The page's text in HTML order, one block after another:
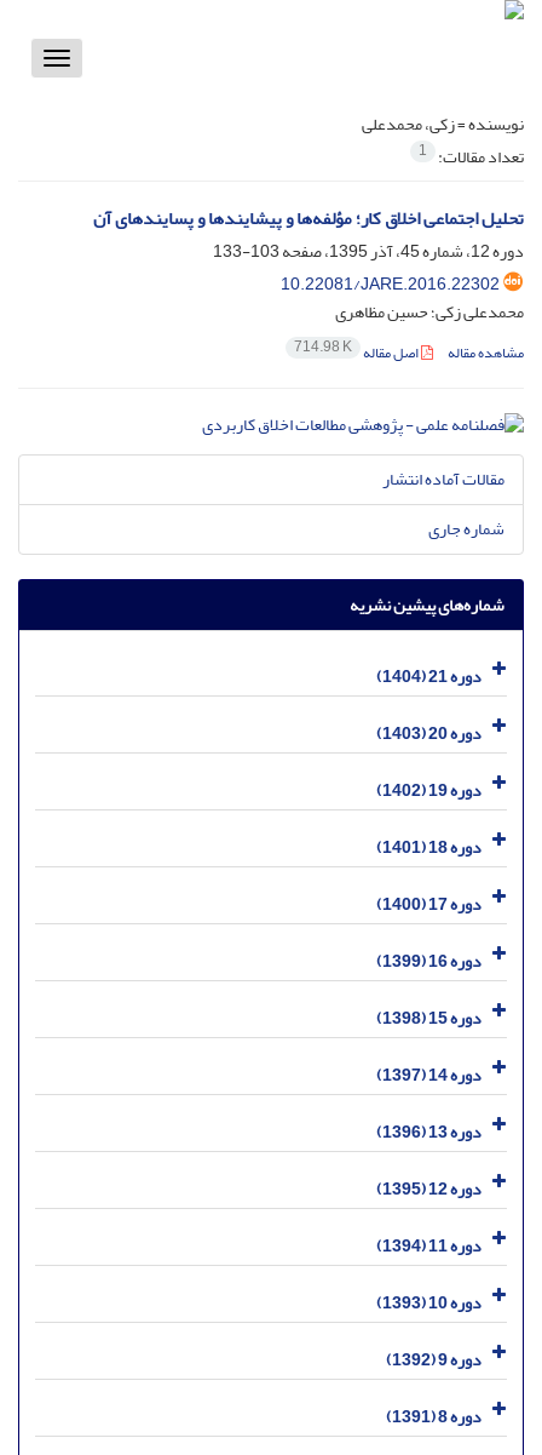
Toggle
نویسنده =زکی، محمدعلی
تعداد مقالات: 1
تحلیل اجتماعی اخلاق کار؛ مؤلفه‌ها و پیشایندها و پسایندهای آن
دوره 12، شماره 45، آذر 1395، صفحه
103-133
10.22081/JARE.2016.22302
محمدعلی زکی؛ حسین مظاهری
مشاهده مقاله اصل مقاله 714.98 K
مقالات آماده انتشار
شماره جاری
شماره‌های پیشین نشریه
دوره 21 (1404)
دوره 20 (1403)
دوره 19 (1402)
دوره 18 (1401)
دوره 17 (1400)
دوره 16 (1399)
دوره 15 (1398)
دوره 14 (1397)
دوره 13 (1396)
دوره 12 (1395)
دوره 11 (1394)
دوره 10 (1393)
دوره 9 (1392)
دوره 8 (1391)